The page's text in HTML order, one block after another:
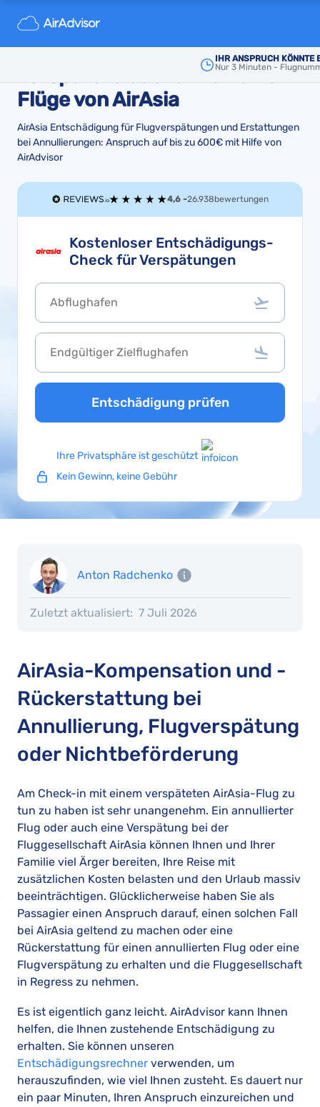
IHR ANSPRUCH KÖNNTE
Nur 3 Minuten -
Entschädigung und
Rückerstattung für
verspätete oder annullierte
Flüge von AirAsia
AirAsia Entschädigung für Flugverspätungen und Erstattungen
bei Annullierungen: Anspruch auf bis zu 600€ mit Hilfe von
AirAdvisor
4,6 -26.938bewertungen
Kostenloser Entschädigungs-
Check für Verspätungen
Entschädigung prüfen
Ihre Privatsphäre ist geschützt
Kein Gewinn, keine Gebühr
Anton Radchenko
Zuletzt aktualisiert: 7 Juli 2026
AirAsia-Kompensation und -
Rückerstattung bei
Annullierung, Flugverspätung
oder Nichtbeförderung
Am Check-in mit einem verspäteten AirAsia-Flug zu
tun zu haben ist sehr unangenehm. Ein annullierter
Flug oder auch eine Verspätung bei der
Fluggesellschaft AirAsia können Ihnen und Ihrer
Familie viel Ärger bereiten, Ihre Reise mit
zusätzlichen Kosten belasten und den Urlaub massiv
beeinträchtigen. Glücklicherweise haben Sie als
Passagier einen Anspruch darauf, einen solchen Fall
bei AirAsia geltend zu machen oder eine
Rückerstattung für einen annullierten Flug oder eine
Flugverspätung zu erhalten und die Fluggesellschaft
in Regress zu nehmen.
Es ist eigentlich ganz leicht. AirAdvisor kann Ihnen
helfen, die Ihnen zustehende Entschädigung zu
erhalten. Sie können unseren
Entschädigungsrechner verwenden, um
herauszufinden, wie viel Ihnen zusteht. Es dauert nur
ein paar Minuten, Ihren Anspruch einzureichen und